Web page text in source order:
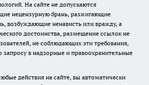
На сайте не допускаются
нецензурную брань, разжигающие
возбуждающие ненависть или вражду, а
достоинства, размещение ссылок не
не соблюдающих эти требования,
запросу в надзорные и правоохранительные
действия на сайте, вы автоматически